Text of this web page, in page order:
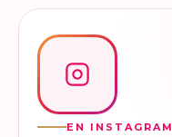
EN INSTAGRAM